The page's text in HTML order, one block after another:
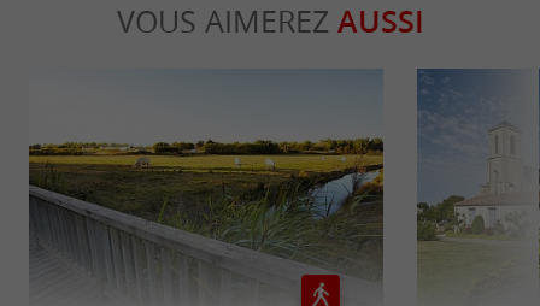
VOUS AIMEREZ AUSSI